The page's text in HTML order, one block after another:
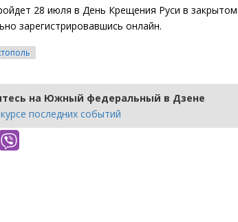
28 июля в День Крещения Руси в
зарегистрировавшись онлайн.
на Южный федеральный в Дзене
последних событий